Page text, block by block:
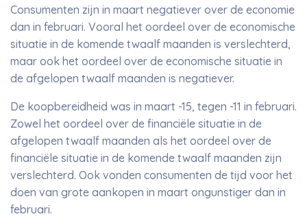
Consumenten zijn in maart negatiever over de economie
dan in februari. Vooral het oordeel over de economische
situatie in de komende twaalf maanden is verslechterd,
maar ook het oordeel over de economische situatie in
de afgelopen twaalf maanden is negatiever.
De koopbereidheid was in maart -15, tegen -11 in februari.
Zowel het oordeel over de financiële situatie in de
afgelopen twaalf maanden als het oordeel over de
financiële situatie in de komende twaalf maanden zijn
verslechterd. Ook vonden consumenten de tijd voor het
doen van grote aankopen in maart ongunstiger dan in
februari.